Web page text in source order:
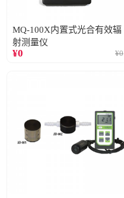
MQ-100X内置式光合有效辐
射测量仪
¥0 ¥0